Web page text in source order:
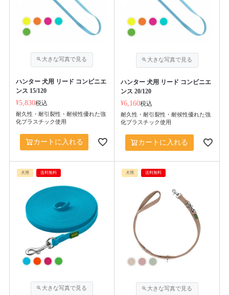
ハンター 犬用 リード コンビニエ
ンス 15/120
¥5,830税込
耐久性・耐引裂性・耐候性優れた強
化プラスチック使用
カートに入れる
ハンター 犬用 リード コンビニエ
ンス 20/120
¥6,160税込
耐久性・耐引裂性・耐候性優れた強
化プラスチック使用
カートに入れる
犬用 送料無料 犬用 送料無料